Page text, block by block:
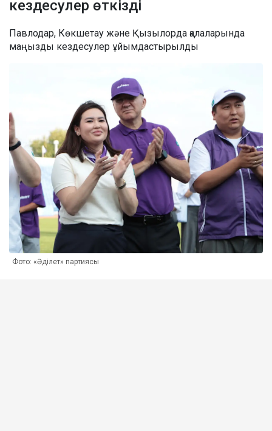
кездесулер өткізді
Павлодар, Көкшетау және Қызылорда қалаларында
маңызды кездесулер ұйымдастырылды
Фото: «Әділет» партиясы